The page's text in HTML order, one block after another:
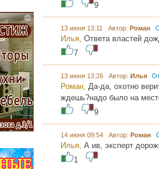
9
13 июня 13:11 Автор: Роман
Илья, Ответа властей
7
13 июня 13:26 Автор: Илья
Роман, Да-да, охотно
ждешь?надо было на
9
14 июня 09:54 Автор: Роман
Илья, А ив, эксперт
1